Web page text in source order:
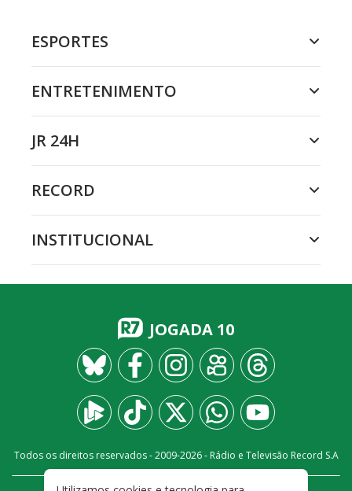
ESPORTES
ENTRETENIMENTO
JR 24H
RECORD
INSTITUCIONAL
JOGADA 10
Todos os direitos reservados - 2009-2026- Rádio e Televisão Record S.A